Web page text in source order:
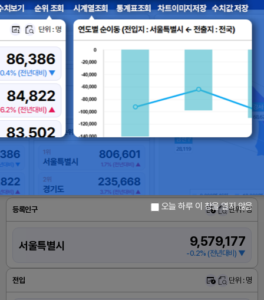
오늘 하루 이 창을 열지 않음
등록인구 단위 : 명
서울특별시 9,579,177
-0.2% (전년대비) ▼
전입 단위 : 명
성동구 광진구
48,476
동대
42,548
서대문구
38,581
양천구
44,053
강서구
68,676
구로구
41,441
금천구
28,119
54,285
61,724
강동구
84,822
9,000명 이하
36,000명 이
63,000명 이하
72,000명 이
81,000명 이하
90,000명 이하